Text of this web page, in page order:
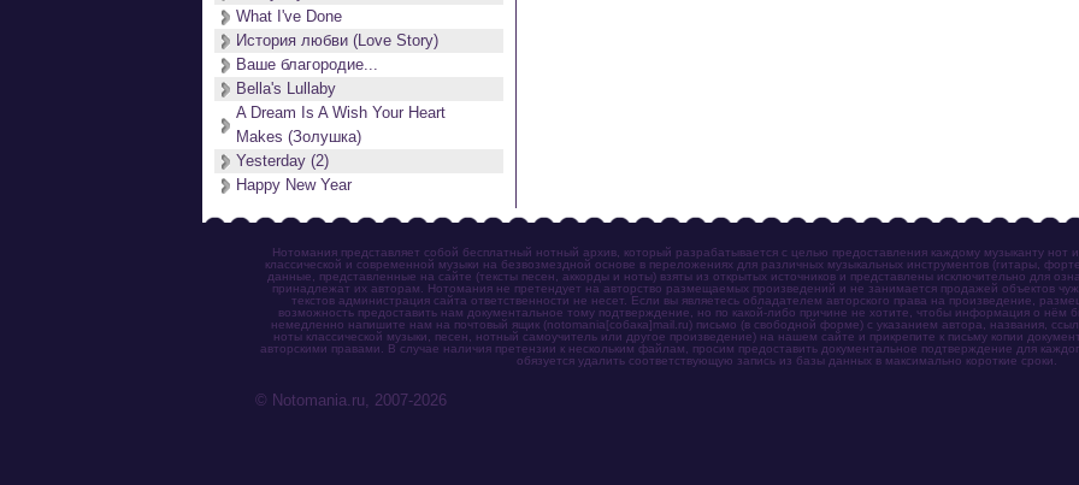
What I've Done
История любви (Love Story)
Ваше благородие...
Bella's Lullaby
A Dream Is A Wish Your Heart
Makes (Золушка)
Yesterday (2)
Happy New Year
Нотомания представляет собой бесплатный нотный архив, который разрабатывается с целью предоставления каждому музыканту нот
классической и современной музыки на безвозмездной основе в переложениях для различных музыкальных инструментов (гитары,
данные, представленные на сайте (тексты песен, аккорды и ноты) взяты из открытых источников и представлены исключительно для
принадлежат их авторам. Нотомания не претендует на авторство размещаемых произведений и не занимается продажей объектов
текстов администрация сайта ответственности не несет. Если вы являетесь обладателем авторского права на произведение,
возможность предоставить нам документальное тому подтверждение, но по какой-либо причине не хотите, чтобы информация о нём
немедленно напишите нам на почтовый ящик (notomania[собака]mail.ru) письмо (в свободной форме) с указанием автора, названия,
ноты классической музыки, песен, нотный самоучитель или другое произведение) на нашем сайте и прикрепите к письму копии
авторскими правами. В случае наличия претензии к нескольким файлам, просим предоставить документальное подтверждение для
обязуется удалить соответствующую запись из базы данных в максимально короткие сроки.
© Notomania.ru, 2007-2026